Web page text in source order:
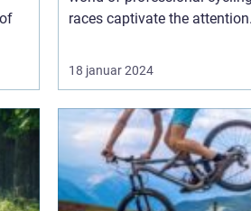
races captivate the
18 januar 2024